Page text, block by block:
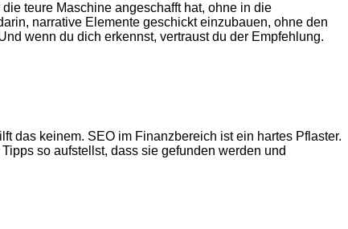
teure Maschine angeschafft hat, ohne in die
narrative Elemente geschickt einzubauen, ohne den
wenn du dich erkennst, vertraust du der Empfehlung.
das keinem. SEO im Finanzbereich ist ein hartes Pflaster.
so aufstellst, dass sie gefunden werden und